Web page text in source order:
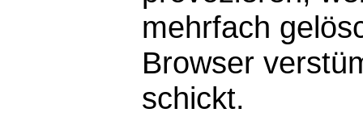
mehrfach
Browser
schickt.